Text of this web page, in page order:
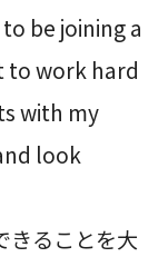
be joining a
to work hard
with my
look
きることを大